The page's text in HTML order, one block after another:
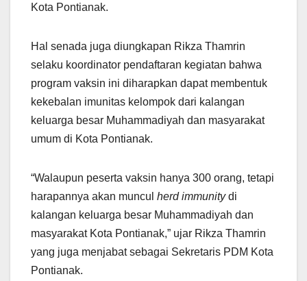
Kota Pontianak.
Hal senada juga diungkapan Rikza Thamrin
selaku koordinator pendaftaran kegiatan bahwa
program vaksin ini diharapkan dapat membentuk
kekebalan imunitas kelompok dari kalangan
keluarga besar Muhammadiyah dan masyarakat
umum di Kota Pontianak.
“Walaupun peserta vaksin hanya 300 orang, tetapi
harapannya akan muncul herd immunitydi
kalangan keluarga besar Muhammadiyah dan
masyarakat Kota Pontianak,” ujar Rikza Thamrin
yang juga menjabat sebagai Sekretaris PDM Kota
Pontianak.